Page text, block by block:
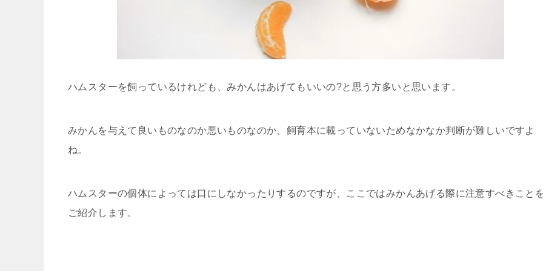
ハムスターを飼っているけれども、みかんはあげてもいいの?と思う方多いと思います。
みかんを与えて良いものなのか悪いものなのか、飼育本に載っていないためなかなか判断が難しいですよ
ね。
ハムスターの個体によっては口にしなかったりするのですが、ここではみかんあげる際に注意すべきこと
ご紹介します。